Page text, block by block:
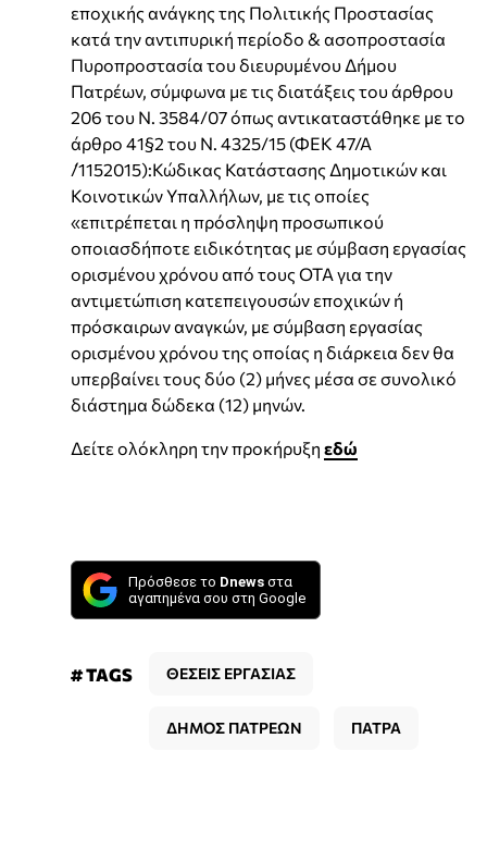
εποχικής ανάγκης της Πολιτικής Προστασίας
κατά την αντιπυρική περίοδο & ασοπροστασία
Πυροπροστασία του διευρυμένου Δήμου
Πατρέων, σύμφωνα με τις διατάξεις του άρθρου
206 του Ν. 3584/07 όπως αντικαταστάθηκε με το
άρθρο 41§2 του Ν. 4325/15 (ΦΕΚ 47/Α
́/1152015):Κώδικας Κατάστασης Δημοτικών και
Κοινοτικών Υπαλλήλων, με τις οποίες
«επιτρέπεται η πρόσληψη προσωπικού
οποιασδήποτε ειδικότητας με σύμβαση εργασίας
ορισμένου χρόνου από τους ΟΤΑ για την
αντιμετώπιση κατεπειγουσών εποχικών ή
πρόσκαιρων αναγκών, με σύμβαση εργασίας
ορισμένου χρόνου της οποίας η διάρκεια δεν θα
υπερβαίνει τους δύο (2) μήνες μέσα σε συνολικό
διάστημα δώδεκα (12) μηνών.
Δείτε ολόκληρη την προκήρυξη εδώ
Πρόσθεσε το Dnews στα
αγαπημένα σου στη Google
# TAGS ΘΕΣΕΙΣ ΕΡΓΑΣΙΑΣ
ΔΗΜΟΣ ΠΑΤΡΕΩΝ ΠΑΤΡΑ